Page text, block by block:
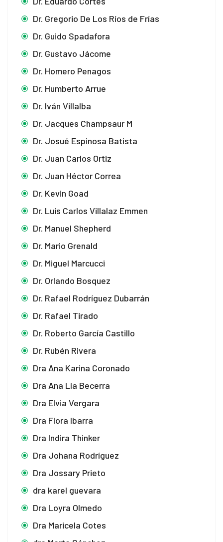
Dr. Gregorio De Los Ríos de Frías
Dr. Guido Spadafora
Dr. Gustavo Jácome
Dr. Homero Penagos
Dr. Humberto Arrue
Dr. Iván Villalba
Dr. Jacques Champsaur M
Dr. Josué Espinosa Batista
Dr. Juan Carlos Ortiz
Dr. Juan Héctor Correa
Dr. Kevin Goad
Dr. Luis Carlos Villalaz Emmen
Dr. Manuel Shepherd
Dr. Mario Grenald
Dr. Miguel Marcucci
Dr. Orlando Bosquez
Dr. Rafael Rodríguez Dubarrán
Dr. Rafael Tirado
Dr. Roberto García Castillo
Dr. Rubén Rivera
Dra Ana Karina Coronado
Dra Ana Lía Becerra
Dra Elvia Vergara
Dra Flora Ibarra
Dra Indira Thinker
Dra Johana Rodríguez
Dra Jossary Prieto
dra karel guevara
Dra Loyra Olmedo
Dra Maricela Cotes